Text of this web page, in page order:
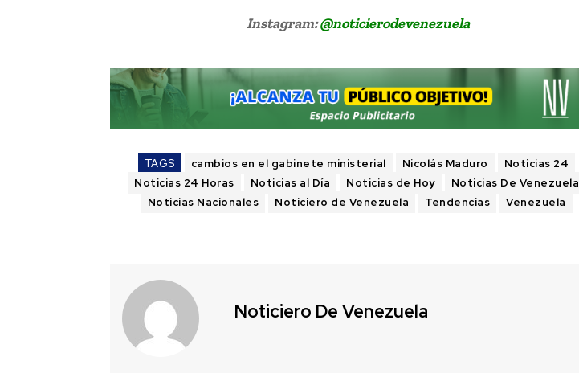
Instagram:@noticierodevenezuela
TAGS cambios en el gabinete ministerial Nicolás Maduro
Noticias 24
Noticias 24 Horas
Noticias al Día Noticias de Hoy
Noticias De Venezuela
Noticias Nacionales
Noticiero de Venezuela Tendencias Venezuela
Noticiero De Venezuela